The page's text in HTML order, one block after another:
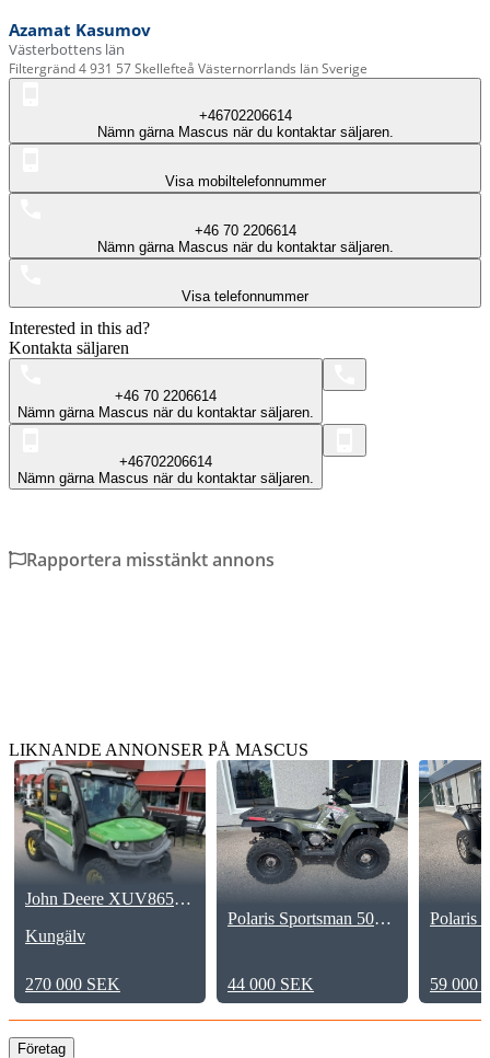
Azamat Kasumov
Västerbottens län
Filtergränd 4 931 57 Skellefteå Västernorrlands län Sverige
+46702206614
Nämn gärna Mascus när du kontaktar säljaren.
Visa mobiltelefonnummer
+46 70 2206614
Nämn gärna Mascus när du kontaktar säljaren.
Visa telefonnummer
Interested in this ad?
Kontakta säljaren
+46 70 2206614
Nämn gärna Mascus när du kontaktar säljaren.
+46702206614
Nämn gärna Mascus när du kontaktar säljaren.
Rapportera misstänkt annons
LIKNANDE ANNONSER PÅ MASCUS
John Deere XUV865M GATOR
Kungälv
270 000 SEK
Polaris Sportsman 500 HO
44 000 SEK 59 000
Företag